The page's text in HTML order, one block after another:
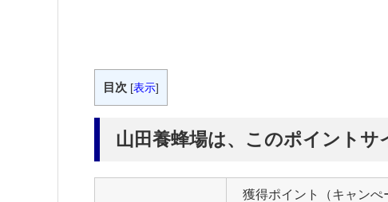
目次 [表示]
山田養蜂場は、このポイントサ
獲得ポイント（キャンぺ